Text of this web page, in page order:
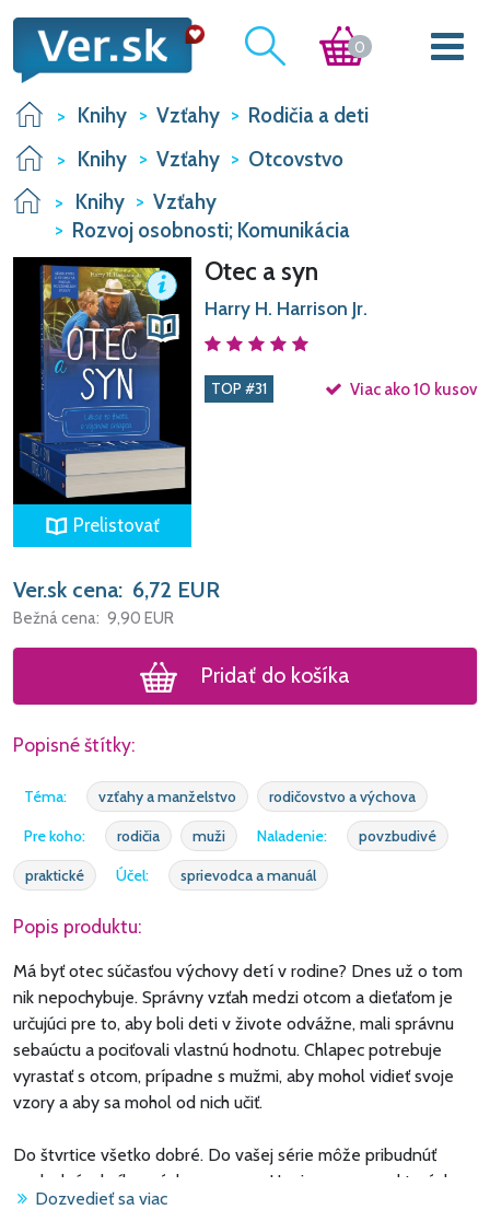
0
Knihy Vzťahy
Rodičia a deti
Knihy
Vzťahy
Otcovstvo
Knihy
Vzťahy
Rozvoj osobnosti; Komunikácia
Prelistovať
Otec a syn
Harry H. Harrison Jr.
TOP #31 Viac ako 10 kusov
Ver.sk cena: 6,72 EUR
Bežná cena: 9,90 EUR
Pridať do košíka
Popisné štítky:
Téma: vzťahy a manželstvo
rodičovstvo a výchova
Pre koho:
rodičia muži Naladenie:
povzbudivé
praktické
Účel: sprievodca a manuál
Popis produktu:
Má byť otec súčasťou výchovy detí v rodine? Dnes už o tom
nik nepochybuje. Správny vzťah medzi otcom a dieťaťom je
určujúci pre to, aby boli deti v živote odvážne, mali správnu
sebaúctu a pociťovali vlastnú hodnotu. Chlapec potrebuje
vyrastať s otcom, prípadne s mužmi, aby mohol vidieť svoje
vzory a aby sa mohol od nich učiť.
Do štvrtice všetko dobré. Do vašej série môže pribudnúť
posledná z kníh o výchove z pera Harrisonovcov, z ktorých sa
celosvetovo predalo niekoľko miliónov kusov.
Dozvedieť sa viac